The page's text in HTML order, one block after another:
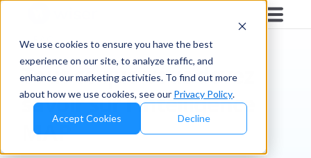
We use cookies to ensure you have the best
experience on our site, to analyze traffic, and
enhance our marketing activities. To find out more
about how we use cookies, see our Privacy Policy.
Accept Cookies Decline
Tout ce que vous devez
savoir sur l'intelligence
MAP